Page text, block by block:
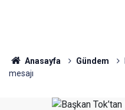
Anasayfa Gündem
mesajı